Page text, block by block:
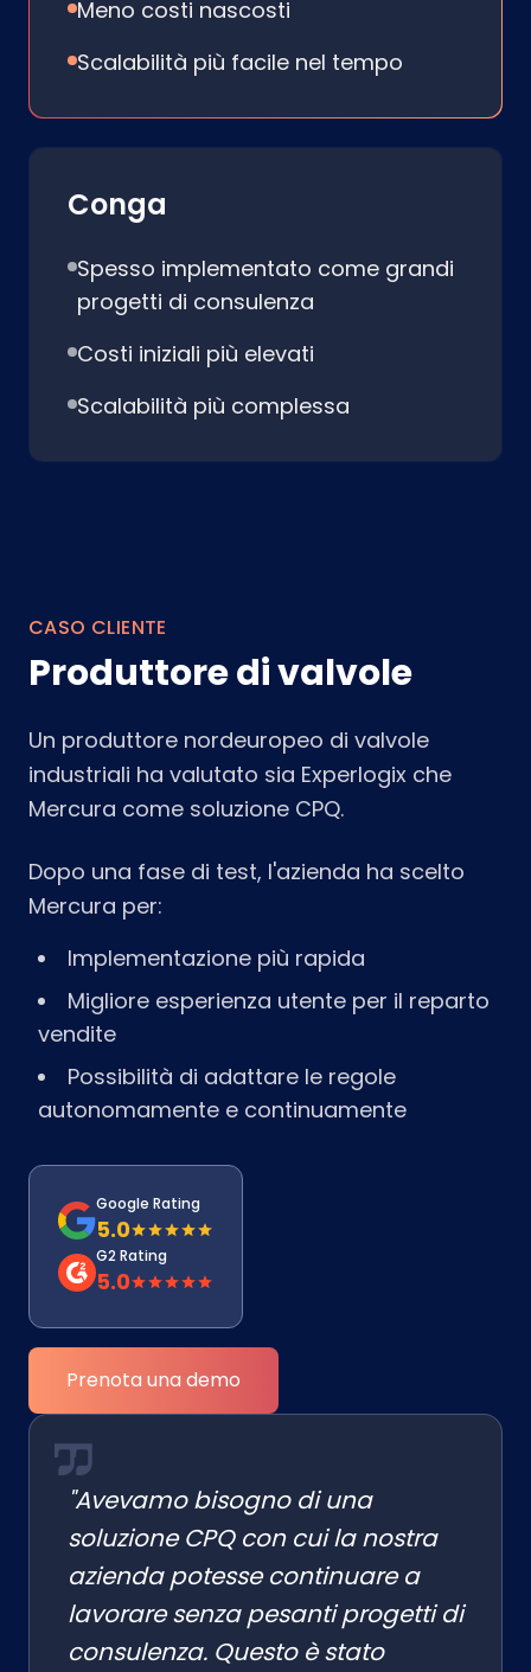
Meno costi nascosti
Scalabilità più facile nel tempo
Conga
Spesso implementato come grandi
progetti di consulenza
Costi iniziali più elevati
Scalabilità più complessa
CASO CLIENTE
Produttore di valvole
Un produttore nordeuropeo di valvole
industriali ha valutato sia Experlogix che
Mercura come soluzione CPQ.
Dopo una fase di test, l'azienda ha scelto
Mercura per:
Implementazione più rapida
Migliore esperienza utente per il reparto
vendite
Possibilità di adattare le regole
autonomamente e continuamente
Google Rating
5.0
G2 Rating
5.0
Prenota una demo
"Avevamo bisogno di una
soluzione CPQ con cui la nostra
azienda potesse continuare a
lavorare senza pesanti progetti di
consulenza. Questo è stato